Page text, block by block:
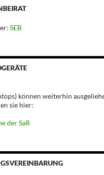
SEB
können weiterhin
sie hier:
der SaR